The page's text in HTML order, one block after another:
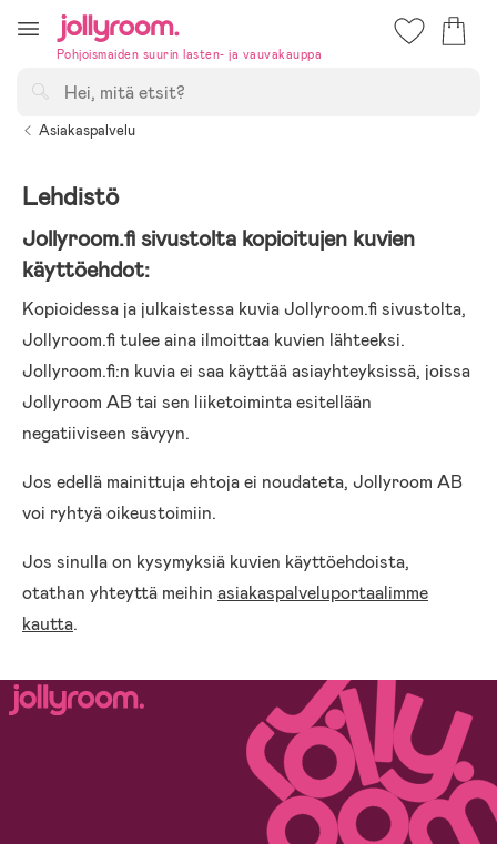
till
innehålletPohjoismaiden suurin lasten- ja vauvakauppa
Asiakaspalvelu
Lehdistö
Jollyroom.fi sivustolta kopioitujen kuvien
käyttöehdot:
Kopioidessa ja julkaistessa kuvia Jollyroom.fi sivustolta,
Jollyroom.fi tulee aina ilmoittaa kuvien lähteeksi.
Jollyroom.fi:n kuvia ei saa käyttää asiayhteyksissä, joissa
Jollyroom AB tai sen liiketoiminta esitellään
negatiiviseen sävyyn.
Jos edellä mainittuja ehtoja ei noudateta, Jollyroom AB
voi ryhtyä oikeustoimiin.
Jos sinulla on kysymyksiä kuvien käyttöehdoista,
otathan yhteyttä meihin asiakaspalveluportaalimme
kautta.